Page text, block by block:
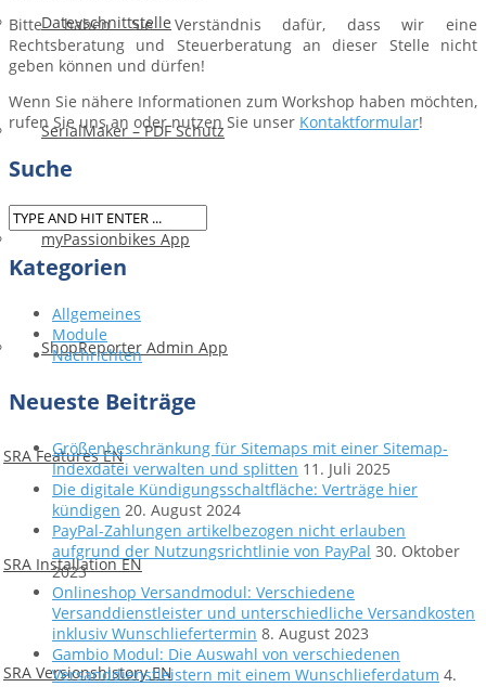
Datevschnittstelle
SerialMaker – PDF Schutz
myPassionbikes App
ShopReporter Admin App
SRA Features EN
SRA Installation EN
SRA Versionshistory EN
Bitte haben Sie Verständnis dafür, dass wir eine
Rechtsberatung und Steuerberatung an dieser Stelle nicht
geben können und dürfen!
Wenn Sie nähere Informationen zum Workshop haben möchten,
rufen Sie uns an oder nutzen Sie unser Kontaktformular!
Suche
Kategorien
Allgemeines
Module
Nachrichten
Neueste Beiträge
Größenbeschränkung für Sitemaps mit einer Sitemap-
Indexdatei verwalten und splitten 11. Juli 2025
Die digitale Kündigungsschaltfläche: Verträge hier
kündigen 20. August 2024
PayPal-Zahlungen artikelbezogen nicht erlauben
aufgrund der Nutzungsrichtlinie von PayPal 30. Oktober
2023
Onlineshop Versandmodul: Verschiedene
Versanddienstleister und unterschiedliche Versandkosten
inklusiv Wunschliefertermin 8. August 2023
Gambio Modul: Die Auswahl von verschiedenen
Versanddienstleistern mit einem Wunschlieferdatum 4.